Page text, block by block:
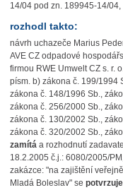
14/04 pod zn. 189945-14/04,
rozhodl takto:
návrh uchazeče Marius
AVE CZ odpadové
firmou RWE Umwelt CZ s. r.
písm. b) zákona č. 199/1994
zákona č. 148/1996 Sb.,
zákona č. 256/2000 Sb.,
zákona č. 130/2002 Sb.,
zákona č. 320/2002 Sb.,
zamítáa rozhodnutí
18.2.2005 č.j.: 6080/2005/
zakázce: "na zajištění
Mladá Boleslav" se